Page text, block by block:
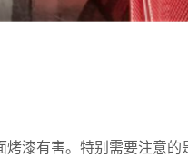
漆有害。特别需要注意